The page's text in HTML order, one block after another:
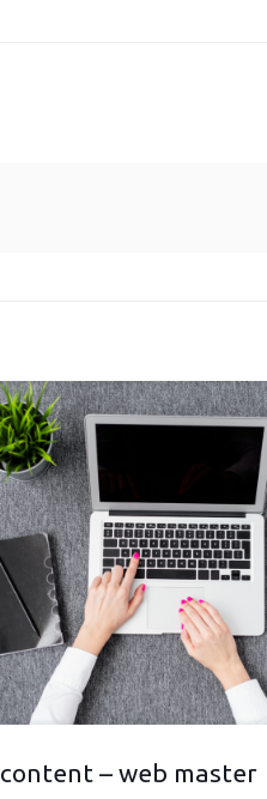
– web master